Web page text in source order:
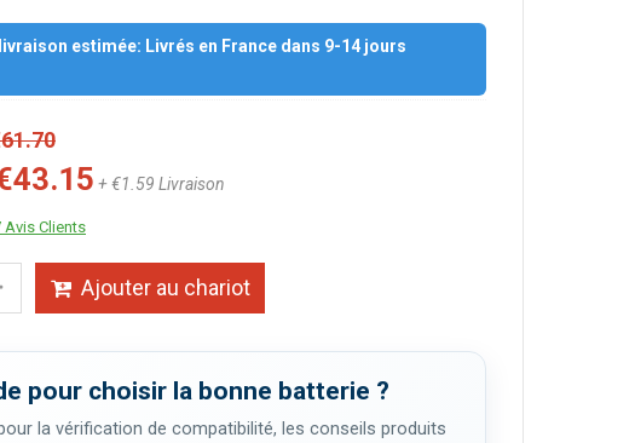
estimée: Livrés en France dans 9-14 jours
+ €1.59 Livraison
Avis Clients
Ajouter au chariot
pour choisir la bonne batterie ?
la vérification de compatibilité, les conseils produits